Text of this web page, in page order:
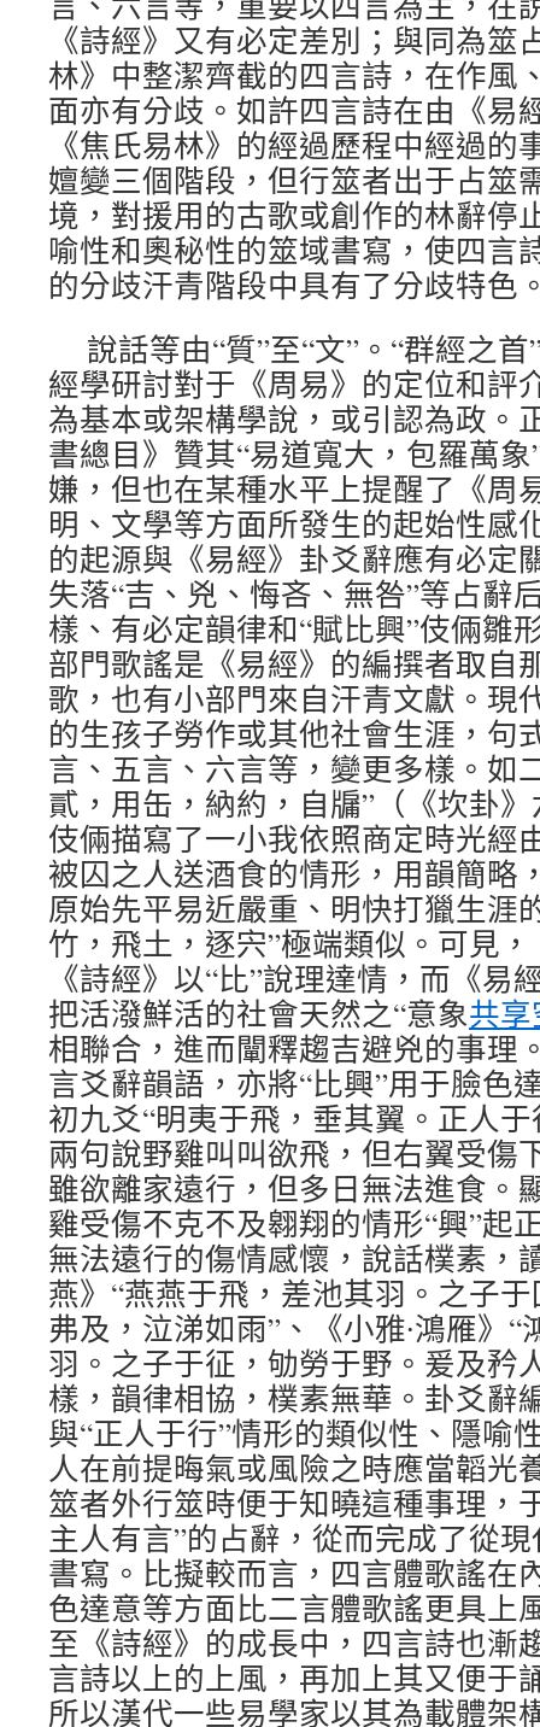
《詩經》又有必定差別；與同為筮
林》中整潔齊截的四言詩，在作風
面亦有分歧。如許四言詩在由《易
《焦氏易林》的經過歷程中經過的
嬗變三個階段，但行筮者出于占筮
境，對援用的古歌或創作的林辭停
喻性和奧秘性的筮域書寫，使四言
的分歧汗青階段中具有了分歧特色
說話等由“質”至“文”。“群經之
經學研討對于《周易》的定位和評
為基本或架構學說，或引認為政。
書總目》贊其“易道寬大，包羅萬
嫌，但也在某種水平上提醒了《周
明、文學等方面所發生的起始性感
的起源與《易經》卦爻辭應有必定
失落“吉、兇、悔吝、無咎”等占辭
樣、有必定韻律和“賦比興”伎倆雛
部門歌謠是《易經》的編撰者取自
歌，也有小部門來自汗青文獻。現
的生孩子勞作或其他社會生涯，句
言、五言、六言等，變更多樣。如
貳，用缶，納約，自牖”（《坎卦
伎倆描寫了一小我依照商定時光經
被囚之人送酒食的情形，用韻簡略
原始先平易近嚴重、明快打獵生涯
竹，飛土，逐宍”極端類似。可見
《詩經》以“比”說理達情，而《易
把活潑鮮活的社會天然之“意象共
相聯合，進而闡釋趨吉避兇的事理
言爻辭韻語，亦將“比興”用于臉色
初九爻“明夷于飛，垂其翼。正人
兩句說野雞叫叫欲飛，但右翼受傷
雖欲離家遠行，但多日無法進食。
雞受傷不克不及翱翔的情形“興”起
無法遠行的傷情感懷，說話樸素，
燕》“燕燕于飛，差池其羽。之子
弗及，泣涕如雨”、《小雅∙鴻雁》
羽。之子于征，劬勞于野。爰及矜
樣，韻律相協，樸素無華。卦爻辭
與“正人于行”情形的類似性、隱喻
人在前提晦氣或風險之時應當韜光
筮者外行筮時便于知曉這種事理，
主人有言”的占辭，從而完成了從
書寫。比擬較而言，四言體歌謠在
色達意等方面比二言體歌謠更具上
至《詩經》的成長中，四言詩也漸
言詩以上的上風，再加上其又便于
所以漢代一些易學家以其為載體架